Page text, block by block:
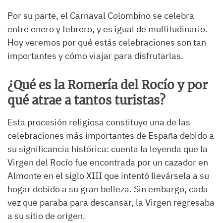
Por su parte, el Carnaval Colombino se celebra
entre enero y febrero, y es igual de multitudinario.
Hoy veremos por qué estás celebraciones son tan
importantes y cómo viajar para disfrutarlas.
¿Qué es la Romería del Rocío y por
qué atrae a tantos turistas?
Esta procesión religiosa constituye una de las
celebraciones más importantes de España debido a
su significancia histórica: cuenta la leyenda que la
Virgen del Rocío fue encontrada por un cazador en
Almonte en el siglo XIII que intentó llevársela a su
hogar debido a su gran belleza. Sin embargo, cada
vez que paraba para descansar, la Virgen regresaba
a su sitio de origen.